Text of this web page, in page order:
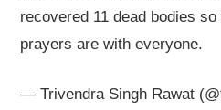
recovered 11 dead bodies
prayers are with everyone.
— Trivendra Singh Rawat